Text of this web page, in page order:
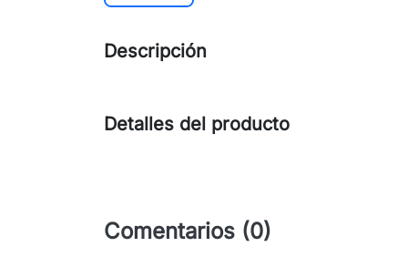
Descripción
Detalles del producto
Comentarios (0)